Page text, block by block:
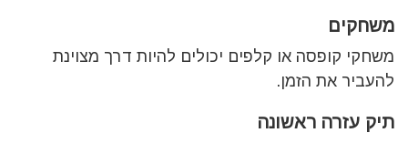
משחקים
משחקי קופסה או קלפים יכולים להיות דרך מצוינת
להעביר את הזמן.
תיק עזרה ראשונה